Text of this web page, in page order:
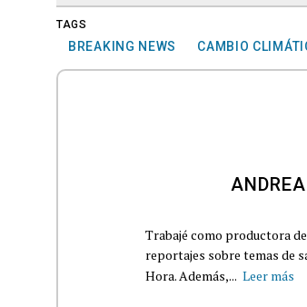
TAGS
BREAKING NEWS CAMBIO
Trabajé como productora
reportajes sobre temas de
Hora. Además,... Leer más